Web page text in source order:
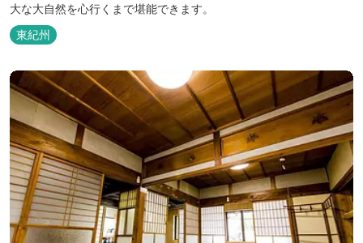
大な大自然を心行くまで堪能できます。
東紀州